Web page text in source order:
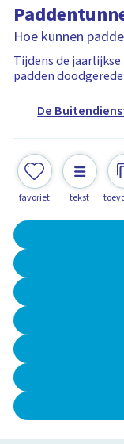
Hoe kunnen
Tijdens de
padden
De
favoriet tekst